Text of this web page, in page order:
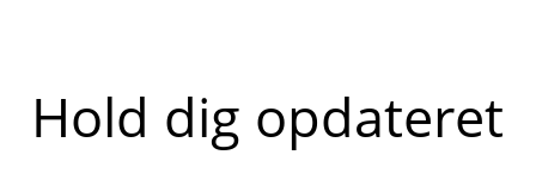
Hold dig opdateret